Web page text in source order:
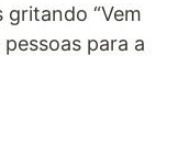
gritando “Vem
para a